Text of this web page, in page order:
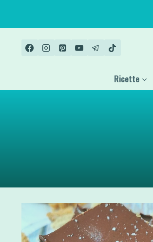
contenuto
Ricette